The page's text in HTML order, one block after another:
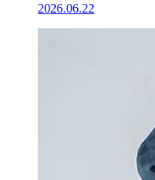
2026.06.22